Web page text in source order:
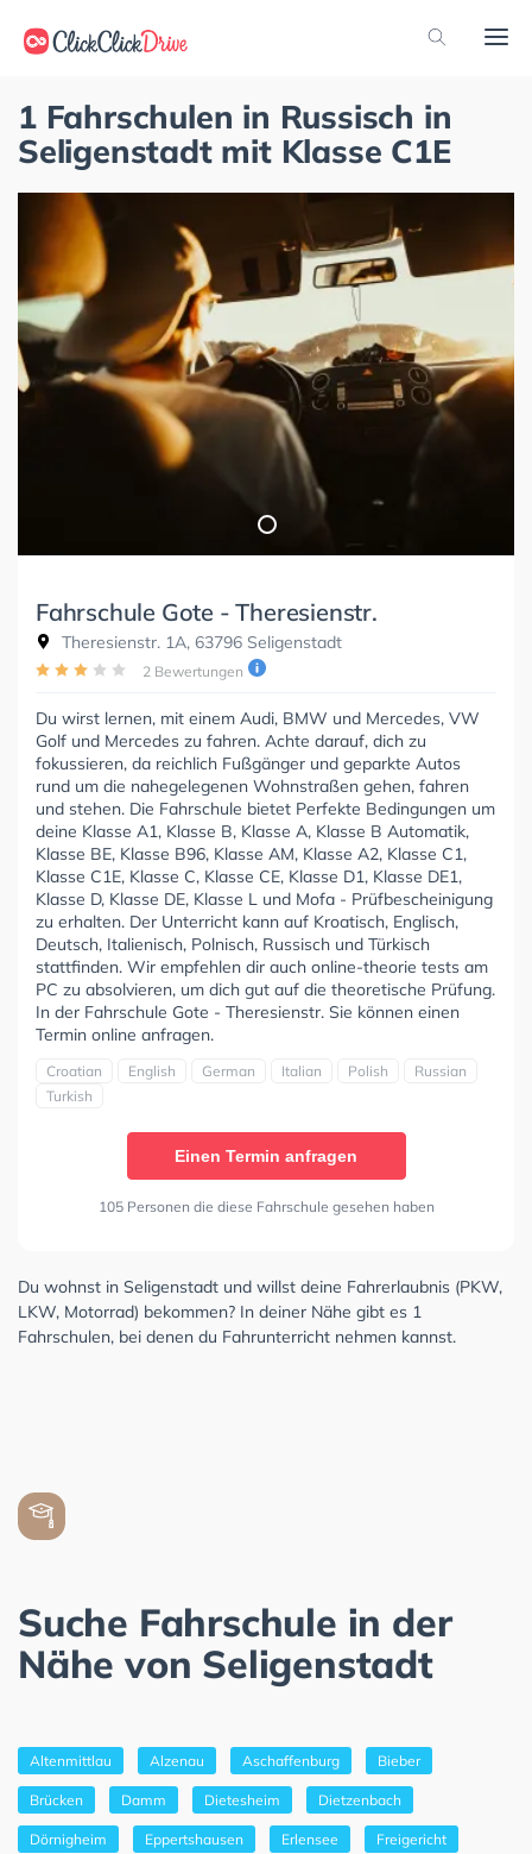
1 Fahrschulen in Russisch in
Seligenstadt mit Klasse C1E
Fahrschule Gote - Theresienstr.
Theresienstr. 1A, 63796 Seligenstadt
2 Bewertungen
Du wirst lernen, mit einem Audi, BMW und Mercedes, VW
Golf und Mercedes zu fahren. Achte darauf, dich zu
fokussieren, da reichlich Fußgänger und geparkte Autos
rund um die nahegelegenen Wohnstraßen gehen, fahren
und stehen. Die Fahrschule bietet Perfekte Bedingungen um
deine Klasse A1, Klasse B, Klasse A, Klasse B Automatik,
Klasse BE, Klasse B96, Klasse AM, Klasse A2, Klasse C1,
Klasse C1E, Klasse C, Klasse CE, Klasse D1, Klasse DE1,
Klasse D, Klasse DE, Klasse L und Mofa - Prüfbescheinigung
zu erhalten. Der Unterricht kann auf Kroatisch, Englisch,
Deutsch, Italienisch, Polnisch, Russisch und Türkisch
stattfinden. Wir empfehlen dir auch online-theorie tests am
PC zu absolvieren, um dich gut auf die theoretische Prüfung.
In der Fahrschule Gote - Theresienstr. Sie können einen
Termin online anfragen.
Croatian English German Italian Polish
Russian
Turkish
Einen Termin anfragen
105 Personen die diese Fahrschule gesehen haben
Du wohnst in Seligenstadt und willst deine Fahrerlaubnis (PKW,
LKW, Motorrad) bekommen? In deiner Nähe gibt es 1
Fahrschulen, bei denen du Fahrunterricht nehmen kannst.
Suche Fahrschule in der
Nähe von Seligenstadt
Altenmittlau Alzenau Aschaffenburg Bieber
Brücken Damm Dietesheim Dietzenbach
Dörnigheim Eppertshausen Erlensee Freigericht